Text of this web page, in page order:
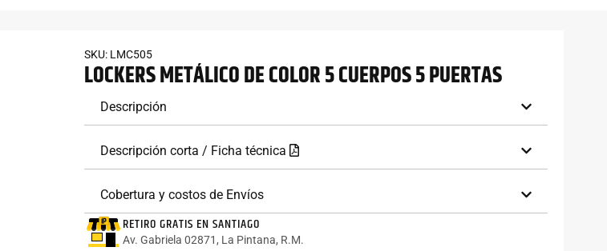
SKU: LMC505
LOCKERS METÁLICO DE COLOR 5 CUERPOS 5 PUERTAS
Descripción
Descripción corta / Ficha técnica
Cobertura y costos de Envíos
RETIRO GRATIS EN SANTIAGO
Av. Gabriela 02871, La Pintana, R.M.